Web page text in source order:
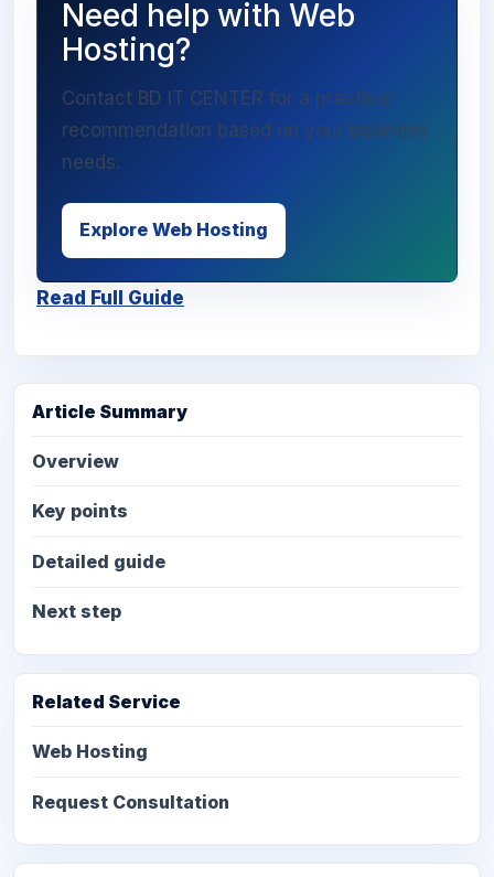
Need help with Web
Hosting?
Contact BD IT CENTER for a practical
recommendation based on your business
needs.
Explore Web Hosting
Read Full Guide
Article Summary
Overview
Key points
Detailed guide
Next step
Related Service
Web Hosting
Request Consultation